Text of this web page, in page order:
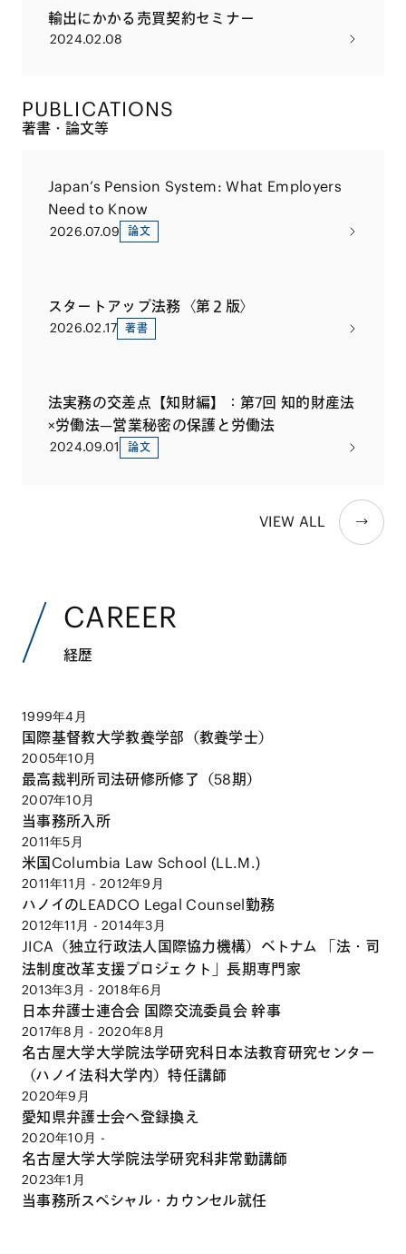
輸出にかかる売買契約セミナー
2024.02.08
PUBLICATIONS
著書・論文等
Japan’s Pension System: What Employers
Need to Know
2026.07.09 論文
スタートアップ法務〈第２版〉
2026.02.17 著書
法実務の交差点【知財編】：第7回 知的財産法
×労働法—営業秘密の保護と労働法
2024.09.01 論文
VIEW ALL
CAREER
経歴
1999年4月
国際基督教大学教養学部（教養学士）
2005年10月
最高裁判所司法研修所修了（58期）
2007年10月
当事務所入所
2011年5月
米国Columbia Law School (LL.M.)
2011年11月 - 2012年9月
ハノイのLEADCO Legal Counsel勤務
2012年11月 - 2014年3月
JICA（独立行政法人国際協力機構）ベトナム 「法・司
法制度改革支援プロジェクト」長期専門家
2013年3月 - 2018年6月
日本弁護士連合会 国際交流委員会 幹事
2017年8月 - 2020年8月
名古屋大学大学院法学研究科日本法教育研究センター
（ハノイ法科大学内）特任講師
2020年9月
愛知県弁護士会へ登録換え
2020年10月 -
名古屋大学大学院法学研究科非常勤講師
2023年1月
当事務所スペシャル・カウンセル就任